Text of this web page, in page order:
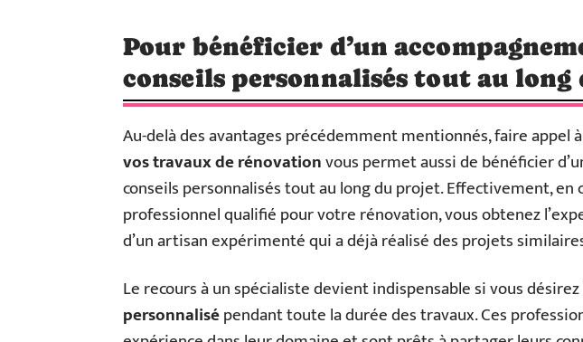
Pour bénéficier d’un
conseils personnalisés tout au
Au-delà des avantages précédemment mentionnés, faire appel
vos travaux de rénovationvous permet aussi de bénéficier
conseils personnalisés tout au long du projet. Effectivement, en
professionnel qualifié pour votre rénovation, vous obtenez
d’un artisan expérimenté qui a déjà réalisé des projets
Le recours à un spécialiste devient indispensable si vous
personnalisépendant toute la durée des travaux. Ces